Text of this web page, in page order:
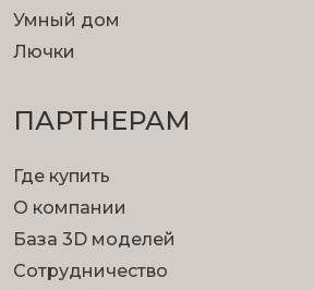
Умный дом
Лючки
ПАРТНЕРАМ
Где купить
О компании
База 3D моделей
Сотрудничество